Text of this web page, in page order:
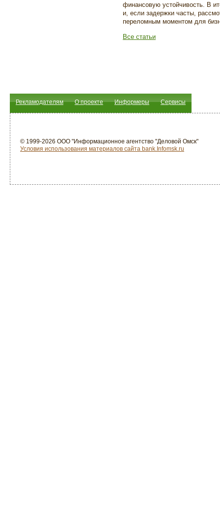
финансовую устойчивость. В
и, если задержки часты,
переломным моментом для
Все статьи
Рекламодателям О проекте Информеры Сервисы
© 1999-2026 ООО "Информационное агентство "Деловой Омск"
Условия использования материалов сайта bank.Infomsk.ru